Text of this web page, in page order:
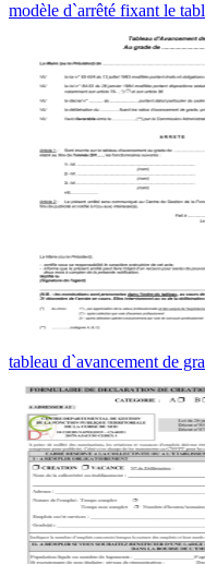
modèle d`arrêté fixant le
tableau d`avancement de